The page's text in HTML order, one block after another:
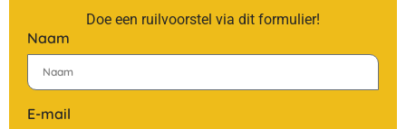
Doe een ruilvoorstel via dit formulier!
Naam
E-mail